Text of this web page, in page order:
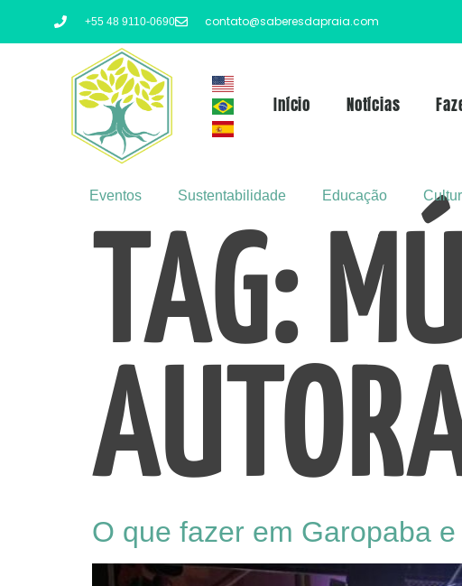
+55 48 9110-0690 contato@saberesdapraia.com
Início Notícias
Eventos Sustentabilidade Educação
TAG:
O que fazer em Garopaba